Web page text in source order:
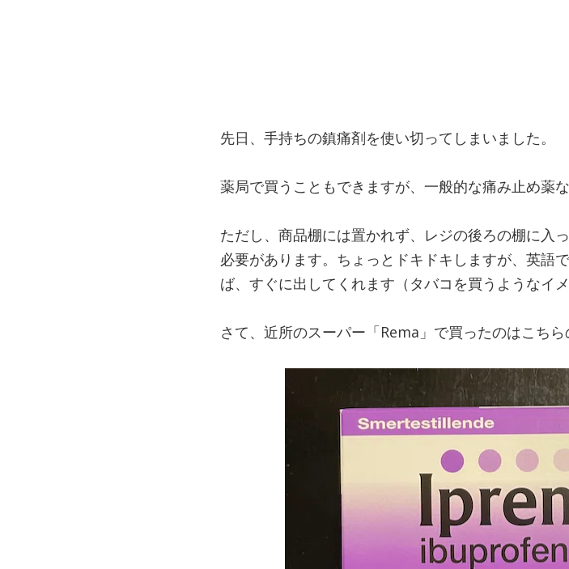
先日、手持ちの鎮痛剤を使い切ってしまいました。
薬局で買うこともできますが、一般的な痛み止め薬
ただし、商品棚には置かれず、レジの後ろの棚に入
必要があります。ちょっとドキドキしますが、英語
ば、すぐに出してくれます（タバコを買うようなイ
さて、近所のスーパー「Rema」で買ったのはこちら